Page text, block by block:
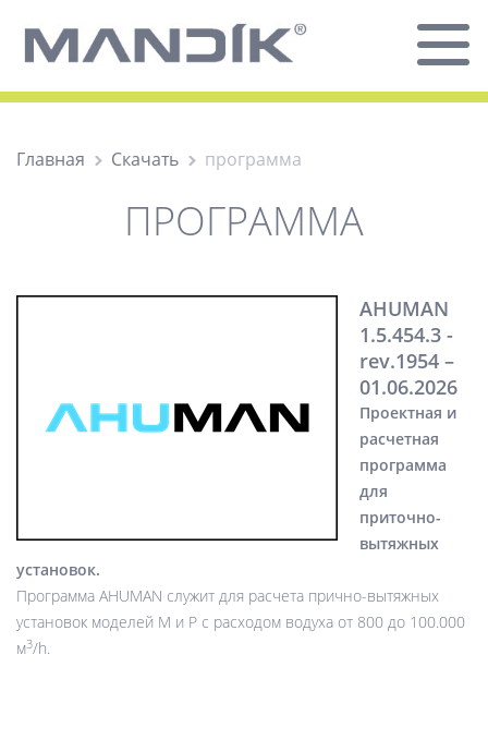
Главная Скачать программа
ПРОГРАММА
AHUMAN
1.5.454.3 -
rev.1954 –
01.06.2026
Проектная и
расчетная
программа
для
приточно-
вытяжных
установок.
Программа AHUMAN служит для расчета прично-вытяжных
установок моделей M и P с расходом водуха от 800 до 100.000
м3/h.